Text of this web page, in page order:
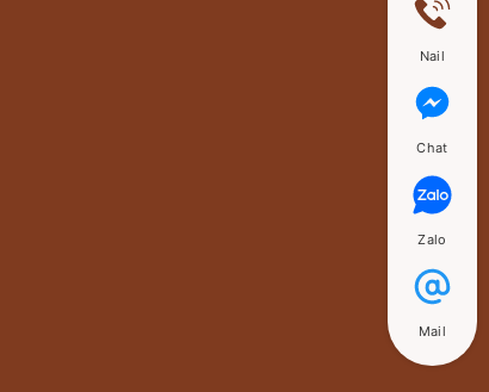
Nail
Chat
Zalo
Mail